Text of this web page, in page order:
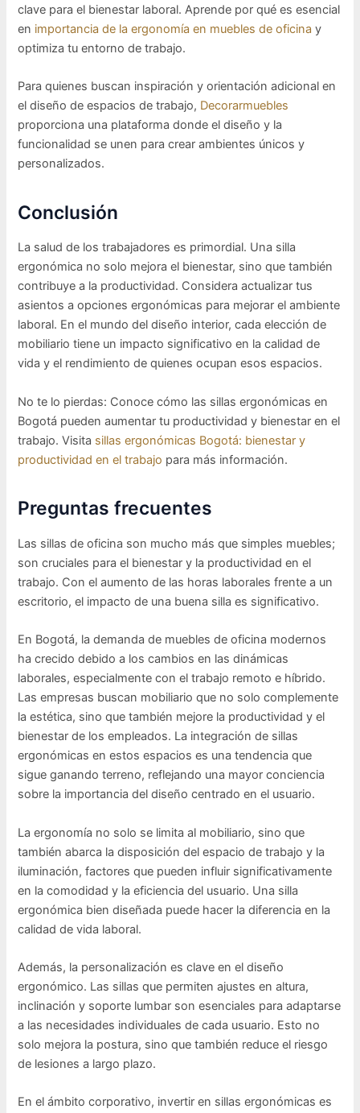
clave para el bienestar laboral. Aprende por qué es esencial
en importancia de la ergonomía en muebles de oficina y
optimiza tu entorno de trabajo.
Para quienes buscan inspiración y orientación adicional en
el diseño de espacios de trabajo, Decorarmuebles
proporciona una plataforma donde el diseño y la
funcionalidad se unen para crear ambientes únicos y
personalizados.
Conclusión
La salud de los trabajadores es primordial. Una silla
ergonómica no solo mejora el bienestar, sino que también
contribuye a la productividad. Considera actualizar tus
asientos a opciones ergonómicas para mejorar el ambiente
laboral. En el mundo del diseño interior, cada elección de
mobiliario tiene un impacto significativo en la calidad de
vida y el rendimiento de quienes ocupan esos espacios.
No te lo pierdas: Conoce cómo las sillas ergonómicas en
Bogotá pueden aumentar tu productividad y bienestar en el
trabajo. Visita sillas ergonómicas Bogotá: bienestar y
productividad en el trabajo para más información.
Preguntas frecuentes
Las sillas de oficina son mucho más que simples muebles;
son cruciales para el bienestar y la productividad en el
trabajo. Con el aumento de las horas laborales frente a un
escritorio, el impacto de una buena silla es significativo.
En Bogotá, la demanda de muebles de oficina modernos
ha crecido debido a los cambios en las dinámicas
laborales, especialmente con el trabajo remoto e híbrido.
Las empresas buscan mobiliario que no solo complemente
la estética, sino que también mejore la productividad y el
bienestar de los empleados. La integración de sillas
ergonómicas en estos espacios es una tendencia que
sigue ganando terreno, reflejando una mayor conciencia
sobre la importancia del diseño centrado en el usuario.
La ergonomía no solo se limita al mobiliario, sino que
también abarca la disposición del espacio de trabajo y la
iluminación, factores que pueden influir significativamente
en la comodidad y la eficiencia del usuario. Una silla
ergonómica bien diseñada puede hacer la diferencia en la
calidad de vida laboral.
Además, la personalización es clave en el diseño
ergonómico. Las sillas que permiten ajustes en altura,
inclinación y soporte lumbar son esenciales para adaptarse
a las necesidades individuales de cada usuario. Esto no
solo mejora la postura, sino que también reduce el riesgo
de lesiones a largo plazo.
En el ámbito corporativo, invertir en sillas ergonómicas es